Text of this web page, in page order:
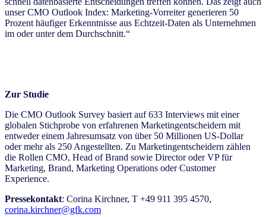
unser CMO Outlook Index: Marketing-Vorreiter generieren 50
Prozent häufiger Erkenntnisse aus Echtzeit-Daten als Unternehmen
im oder unter dem Durchschnitt.“
Zur Studie
Die CMO Outlook Survey basiert auf 633 Interviews mit einer
globalen Stichprobe von erfahrenen Marketingentscheidern mit
entweder einem Jahresumsatz von über 50 Millionen US-Dollar
oder mehr als 250 Angestellten. Zu Marketingentscheidern zählen
die Rollen CMO, Head of Brand sowie Director oder VP für
Marketing, Brand, Marketing Operations oder Customer
Experience.
Pressekontakt: Corina Kirchner, T +49 911 395 4570,
corina.kirchner@gfk.com